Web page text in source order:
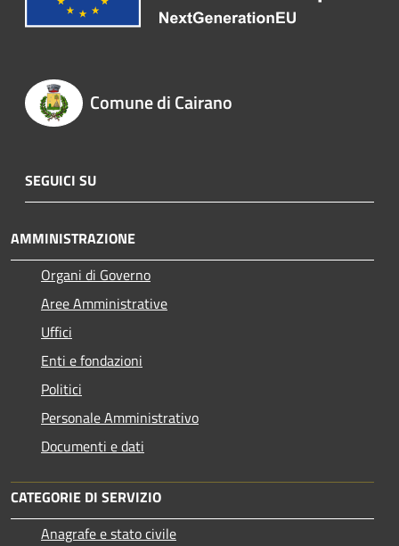
Comune di Cairano
SEGUICI SU
AMMINISTRAZIONE
Organi di Governo
Aree Amministrative
Uffici
Enti e fondazioni
Politici
Personale Amministrativo
Documenti e dati
CATEGORIE DI SERVIZIO
Anagrafe e stato civile